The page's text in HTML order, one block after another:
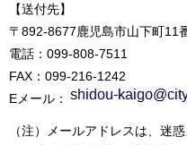
【送付先】
〒892-8677鹿児島市山下町11
電話：099-808-7511
FAX：099-216-1242
Eメール：
（注）メールアドレスは、迷